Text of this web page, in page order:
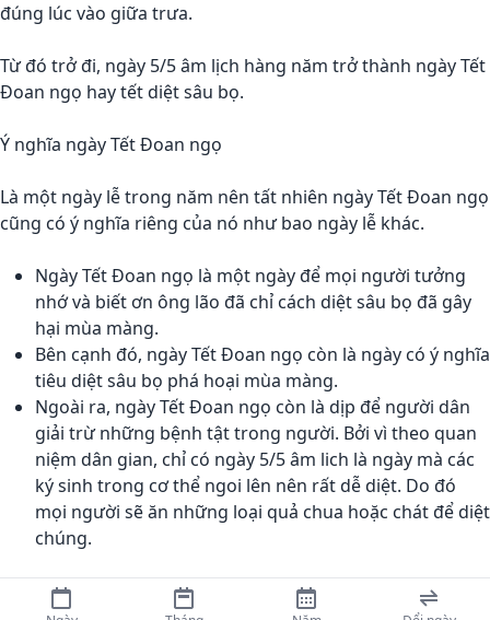
đúng lúc vào giữa trưa.
Từ đó trở đi, ngày 5/5 âm lịch hàng năm trở thành ngày Tết
Đoan ngọ hay tết diệt sâu bọ.
Ý nghĩa ngày Tết Đoan ngọ
Là một ngày lễ trong năm nên tất nhiên ngày Tết Đoan ngọ
cũng có ý nghĩa riêng của nó như bao ngày lễ khác.
Ngày Tết Đoan ngọ là một ngày để mọi người tưởng
nhớ và biết ơn ông lão đã chỉ cách diệt sâu bọ đã gây
hại mùa màng.
Bên cạnh đó, ngày Tết Đoan ngọ còn là ngày có ý nghĩa
tiêu diệt sâu bọ phá hoại mùa màng.
Ngoài ra, ngày Tết Đoan ngọ còn là dịp để người dân
giải trừ những bệnh tật trong người. Bởi vì theo quan
niệm dân gian, chỉ có ngày 5/5 âm lich là ngày mà các
ký sinh trong cơ thể ngoi lên nên rất dễ diệt. Do đó
mọi người sẽ ăn những loại quả chua hoặc chát để diệt
chúng.